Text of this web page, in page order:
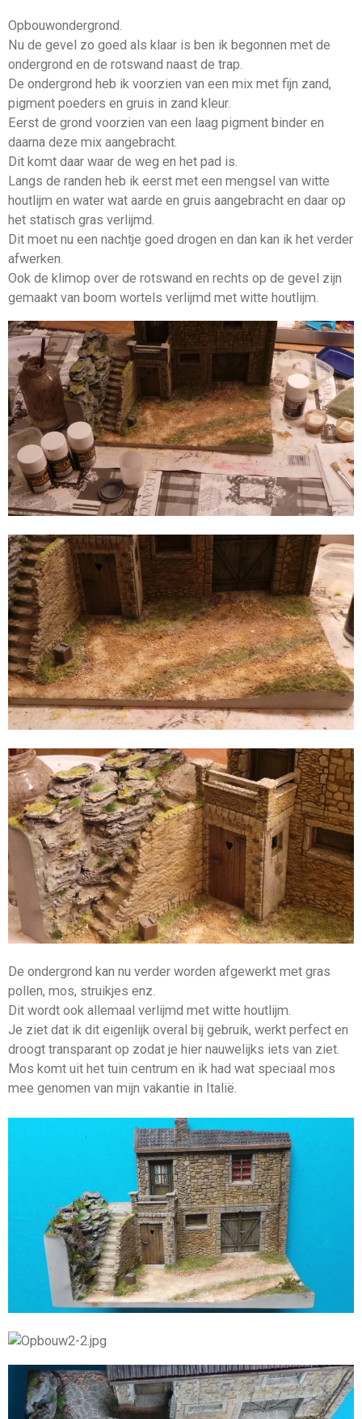
Opbouwondergrond.
Nu de gevel zo goed als klaar is ben ik begonnen met de
ondergrond en de rotswand naast de trap.
De ondergrond heb ik voorzien van een mix met fijn zand,
pigment poeders en gruis in zand kleur.
Eerst de grond voorzien van een laag pigment binder en
daarna deze mix aangebracht.
Dit komt daar waar de weg en het pad is.
Langs de randen heb ik eerst met een mengsel van witte
houtlijm en water wat aarde en gruis aangebracht en daar op
het statisch gras verlijmd.
Dit moet nu een nachtje goed drogen en dan kan ik het verder
afwerken.
Ook de klimop over de rotswand en rechts op de gevel zijn
gemaakt van boom wortels verlijmd met witte houtlijm.
De ondergrond kan nu verder worden afgewerkt met gras
pollen, mos, struikjes enz.
Dit wordt ook allemaal verlijmd met witte houtlijm.
Je ziet dat ik dit eigenlijk overal bij gebruik, werkt perfect en
droogt transparant op zodat je hier nauwelijks iets van ziet.
Mos komt uit het tuin centrum en ik had wat speciaal mos
mee genomen van mijn vakantie in Italië.